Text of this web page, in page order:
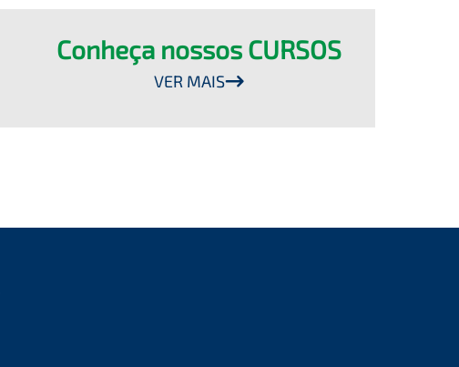
Conheça nossos CURSOS
VER MAIS